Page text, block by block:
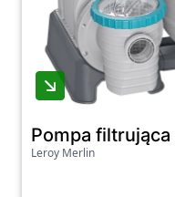
Ostatnia
06.08.2026
Zobacz wszystkie
Pompa
Leroy Merlin